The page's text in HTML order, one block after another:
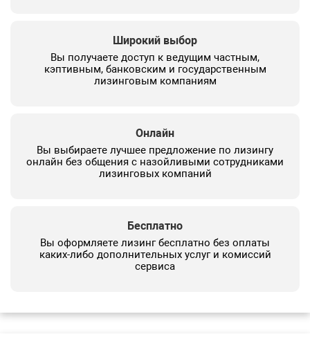
Широкий выбор
Вы получаете доступ к ведущим частным,
кэптивным, банковским и государственным
лизинговым компаниям
Онлайн
Вы выбираете лучшее предложение по лизингу
онлайн без общения с назойливыми сотрудниками
лизинговых компаний
Бесплатно
Вы оформляете лизинг бесплатно без оплаты
каких-либо дополнительных услуг и комиссий
сервиса